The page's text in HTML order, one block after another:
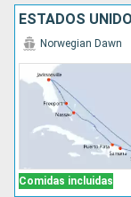
Comidas incluidas
Norwegian Dawn